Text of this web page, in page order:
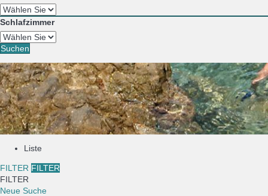
Schlafzimmer
Suchen
Liste
FILTER FILTER
FILTER
Neue Suche